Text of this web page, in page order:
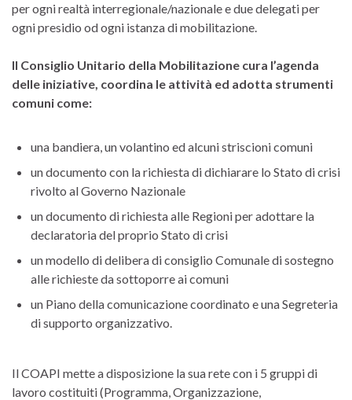
per ogni realtà interregionale/nazionale e due delegati per
ogni presidio od ogni istanza di mobilitazione.
Il Consiglio Unitario della Mobilitazione cura l’agenda
delle iniziative, coordina le attività ed adotta strumenti
comuni come:
una bandiera, un volantino ed alcuni striscioni comuni
un documento con la richiesta di dichiarare lo Stato di crisi
rivolto al Governo Nazionale
un documento di richiesta alle Regioni per adottare la
declaratoria del proprio Stato di crisi
un modello di delibera di consiglio Comunale di sostegno
alle richieste da sottoporre ai comuni
un Piano della comunicazione coordinato e una Segreteria
di supporto organizzativo.
Il COAPI mette a disposizione la sua rete con i 5 gruppi di
lavoro costituiti (Programma, Organizzazione,